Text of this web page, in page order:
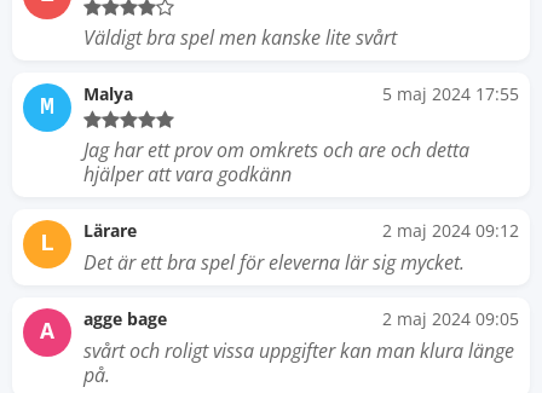
Väldigt bra spel men kanske lite svårt
M Malya 5 maj 2024 17:55
Jag har ett prov om omkrets och are och detta
hjälper att vara godkänn
L Lärare 2 maj 2024 09:12
Det är ett bra spel för eleverna lär sig mycket.
A agge bage 2 maj 2024 09:05
svårt och roligt vissa uppgifter kan man klura länge
på.